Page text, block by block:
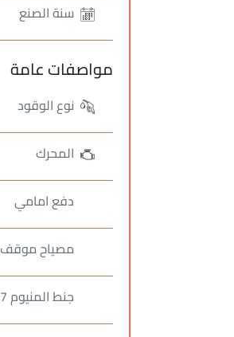
سنة الصنع
مواصفات عامة
نوع الوقود
المحرك
دفع امامي
مصياح موقف led
جنط المنيوم 17 انش